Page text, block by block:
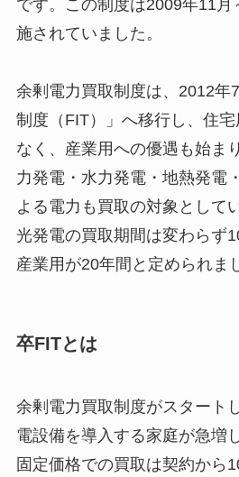
です。この制度は2009年11月
施されていました。
余剰電力買取制度は、2012年
制度（FIT）」へ移行し、住
なく、産業用への優遇も始ま
力発電・水力発電・地熱発電
よる電力も買取の対象として
光発電の買取期間は変わらず
産業用が20年間と定められま
卒FITとは
余剰電力買取制度がスタート
電設備を導入する家庭が急増
固定価格での買取は契約から